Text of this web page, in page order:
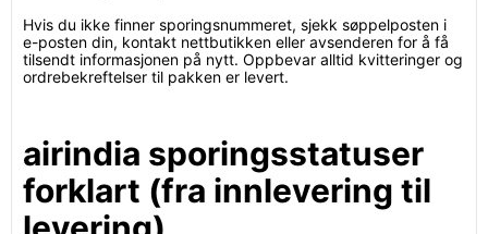
Hvis du ikke finner sporingsnummeret, sjekk søppelposten i
e-posten din, kontakt nettbutikken eller avsenderen for å få
tilsendt informasjonen på nytt. Oppbevar alltid kvitteringer og
ordrebekreftelser til pakken er levert.
airindia sporingsstatuser
forklart (fra innlevering til